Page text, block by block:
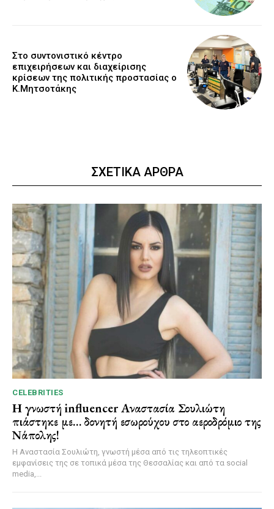
Στο συντονιστικό κέντρο
επιχειρήσεων και διαχείρισης
κρίσεων της πολιτικής προστασίας ο
Κ.Μητσοτάκης
ΣΧΕΤΙΚΑ ΑΡΘΡΑ
CELEBRITIES
Η γνωστή influencer Αναστασία Σουλιώτη
πιάστηκε με… δονητή εσωρούχου στο αεροδρόμιο της
Νάπολης!
Η Αναστασία Σουλιώτη, γνωστή μέσα από τις τηλεοπτικές
εμφανίσεις της σε τοπικά μέσα της Θεσσαλίας και από τα social
media,...